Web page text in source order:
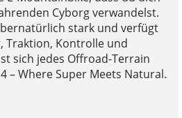
Cyborg verwandelst.
stark und verfügt
Traktion, Kontrolle und
sich jedes Offroad-Terrain
– Where Super Meets Natural.